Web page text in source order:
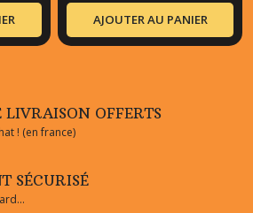
AJOUTER AU PANIER
LIVRAISON OFFERTS
! (en france)
SÉCURISÉ